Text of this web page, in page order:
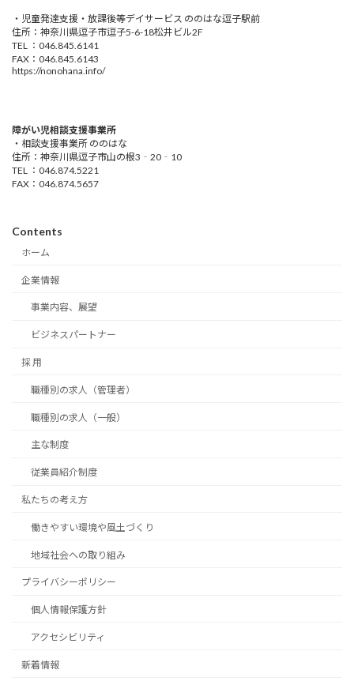
・児童発達支援・放課後等デイサービス ののはな逗子駅前
住所：神奈川県逗子市逗子5-6-18松井ビル2F
TEL ：046.845.6141
FAX：046.845.6143
https://nonohana.info/
障がい児相談支援事業所
・相談支援事業所 ののはな
住所：神奈川県逗子市山の根3‐20‐10
TEL ：046.874.5221
FAX：046.874.5657
Contents
ホーム
企業情報
事業内容、展望
ビジネスパートナー
採 用
職種別の求人（管理者）
職種別の求人（一般）
主な制度
従業員紹介制度
私たちの考え方
働きやすい環境や風土づくり
地域社会への取り組み
プライバシーポリシー
個人情報保護方針
アクセシビリティ
新着情報